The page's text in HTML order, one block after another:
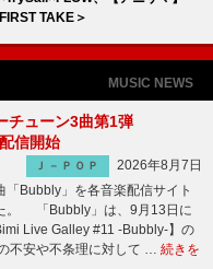
TAKE＞
MUSIC NEWS
チューン3曲第1弾
信開始
Ｊ－ＰＯＰ
2026年8月7日
Bubbly」を各音楽配信サイト
。 「Bubbly」は、9月13日に
Live Galley #11 -Bubbly-】の
不安や不条理に対して … 続きを